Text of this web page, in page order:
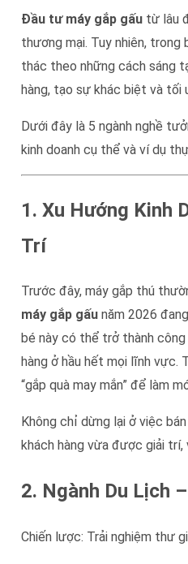
Đầu tư máy gắp gấu từ lâu
thương mại. Tuy nhiên, trong
thác theo những cách sáng
hàng, tạo sự khác biệt và tối
Dưới đây là 5 ngành nghề
kinh doanh cụ thể và ví dụ
1. Xu Hướng Kinh
Trí
Trước đây, máy gắp thú
máy gắp gấu năm 2026
bé này có thể trở thành
hàng ở hầu hết mọi lĩnh vực.
“gắp quà may mắn” để làm
Không chỉ dừng lại ở việc
khách hàng vừa được giải
2. Ngành Du Lịch
Chiến lược: Trải nghiệm thư